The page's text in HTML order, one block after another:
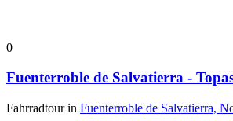
0
Fuenterroble de Salvatierra -
Fahrradtour in Fuenterroble de Salvatierra,